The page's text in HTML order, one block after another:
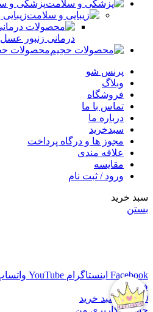
پزشکی و
درمانی زنبور عسل
محصولات
پرنس شو
وبلاگ
فروشگاه
تماس با ما
درباره ما
سبدخرید
مجوز ها و درگاه پرداخت
علاقه مندی
مقایسه
ورود / ثبت نام
سبد خرید
بستن
Facebook اینستاگرام YouTube
فیلترها
0 موارد سبد خرید
حساب کاربری من